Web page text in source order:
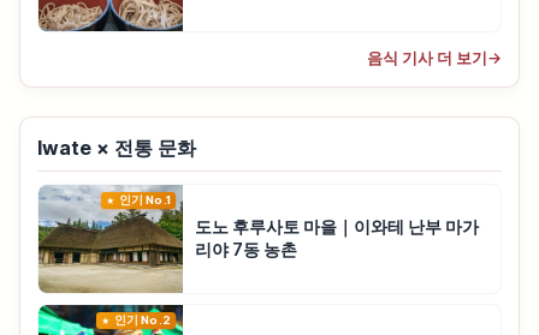
음식 기사 더 보기 →
Iwate × 전통 문화
인기 No.1
도노 후루사토 마을｜이와테 난부 마가
리야 7동 농촌
인기 No.2